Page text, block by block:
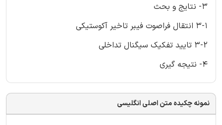
3- نتایج و بحث
3-1 انتقال فراصوت فیبر تاخیر آکوستیکی
3-2 تایید تفکیک سیگنال تداخلی
4- نتیجه گیری
نمونه چکیده متن اصلی انگلیسی